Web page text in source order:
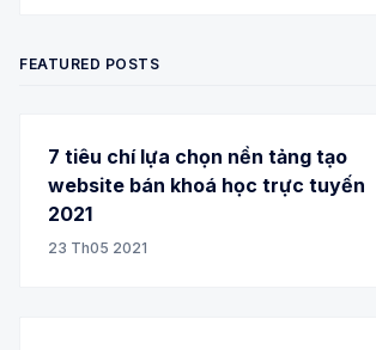
FEATURED POSTS
7 tiêu chí lựa chọn nền tảng tạo
website bán khoá học trực tuyến
2021
23 Th05 2021